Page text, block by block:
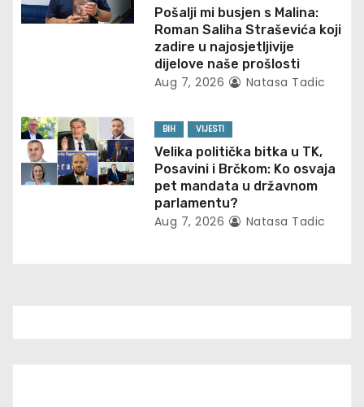
o
Pošalji mi busjen s Malina:
Roman Saliha Straševića koji
zadire u najosjetljivije
dijelove naše prošlosti
Aug 7, 2026 Natasa Tadic
BIH VIJESTI
Velika politička bitka u TK,
Posavini i Brčkom: Ko osvaja
pet mandata u državnom
parlamentu?
Aug 7, 2026 Natasa Tadic